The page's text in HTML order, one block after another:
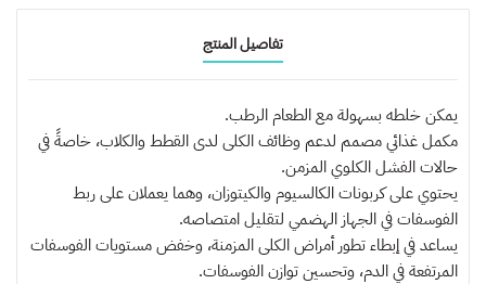
تفاصيل المنتج
يمكن خلطه بسهولة مع الطعام الرطب.
مكمل غذائي مصمم لدعم وظائف الكلى لدى القطط والكلاب، خاصةً في
حالات الفشل الكلوي المزمن.
يحتوي على كربونات الكالسيوم والكيتوزان، وهما يعملان على ربط
الفوسفات في الجهاز الهضمي لتقليل امتصاصه.
يساعد في إبطاء تطور أمراض الكلى المزمنة، وخفض مستويات الفوسفات
المرتفعة في الدم، وتحسين توازن الفوسفات.